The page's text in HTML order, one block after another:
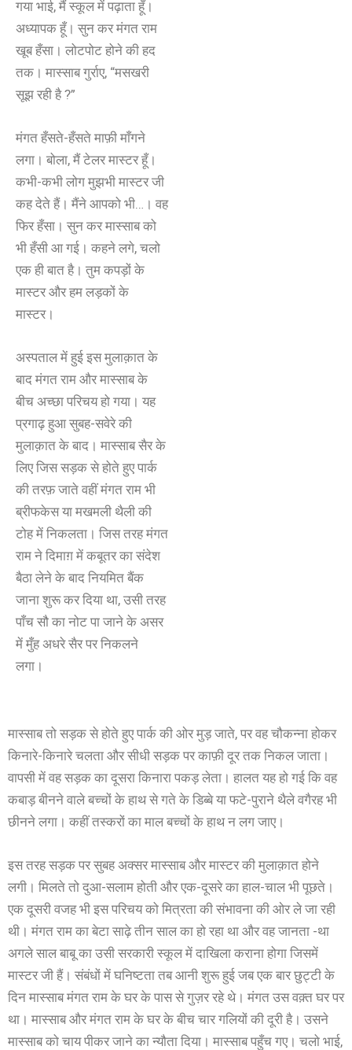
गया भाई, मैं स्कूल में पढ़ाता हूँ।
अध्यापक हूँ। सुन कर मंगत राम
खूब हँसा। लोटपोट होने की हद
तक। मास्साब गुर्राए, “मसखरी
सूझ रही है ?”
मंगत हँसते-हँसते माफ़ी माँगने
लगा। बोला, मैं टेलर मास्टर हूँ।
कभी-कभी लोग मुझभी मास्टर जी
कह देते हैं। मैंने आपको भी…। वह
फिर हँसा। सुन कर मास्साब को
भी हँसी आ गई। कहने लगे, चलो
एक ही बात है। तुम कपड़ों के
मास्टर और हम लड़कों के
मास्टर।
अस्पताल में हुई इस मुलाक़ात के
बाद मंगत राम और मास्साब के
बीच अच्छा परिचय हो गया। यह
प्रगाढ़ हुआ सुबह-सवेरे की
मुलाक़ात के बाद। मास्साब सैर के
लिए जिस सड़क से होते हुए पार्क
की तरफ़ जाते वहीं मंगत राम भी
ब्रीफकेस या मखमली थैली की
टोह में निकलता। जिस तरह मंगत
राम ने दिमाग़ में कबूतर का संदेश
बैठा लेने के बाद नियमित बैंक
जाना शुरू कर दिया था, उसी तरह
पाँच सौ का नोट पा जाने के असर
में मुँह अधरे सैर पर निकलने
लगा।
मास्साब तो सड़क से होते हुए पार्क की ओर मुड़ जाते, पर वह चौकन्ना होकर
किनारे-किनारे चलता और सीधी सड़क पर काफ़ी दूर तक निकल जाता।
वापसी में वह सड़क का दूसरा किनारा पकड़ लेता। हालत यह हो गई कि वह
कबाड़ बीनने वाले बच्चों के हाथ से गते के डिब्बे या फटे-पुराने थैले वगैरह भी
छीनने लगा। कहीं तस्करों का माल बच्चों के हाथ न लग जाए।
इस तरह सड़क पर सुबह अक्सर मास्साब और मास्टर की मुलाक़ात होने
लगी। मिलते तो दुआ-सलाम होती और एक-दूसरे का हाल-चाल भी पूछते।
एक दूसरी वजह भी इस परिचय को मित्रता की संभावना की ओर ले जा रही
थी। मंगत राम का बेटा साढ़े तीन साल का हो रहा था और वह जानता -था
अगले साल बाबू का उसी सरकारी स्कूल में दाखिला कराना होगा जिसमें
मास्टर जी हैं। संबंधों में घनिष्टता तब आनी शुरू हुई जब एक बार छु‌ट्टी के
दिन मास्साब मंगत राम के घर के पास से गुज़र रहे थे। मंगत उस वक़्त घर पर
था। मास्साब और मंगत राम के घर के बीच चार गलियों की दूरी है। उसने
मास्साब को चाय पीकर जाने का न्यौता दिया। मास्साब पहुँच गए। चलो भाई,